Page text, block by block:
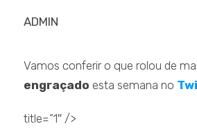
ADMIN
Vamos conferir o que rolou de
engraçado esta semana no
title=”1″ />